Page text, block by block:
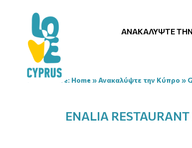
ΑΝΑΚΑΛΎΨΤΕ
You are here: Home »Ανακαλύψτε την Κύπρο »
ENALIA